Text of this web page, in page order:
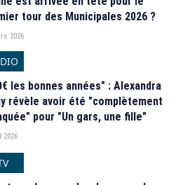
tour des Municipales 2026 ?
2026
les bonnes années" : Alexandra
révèle avoir été "complètement
pour "Un gars, une fille"
2026